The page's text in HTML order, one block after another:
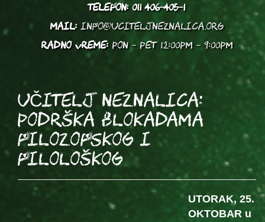
TELEFON: 011 406-405-1
MAIL: info@uciteljneznalica.org
RADNO VREME:PON - PET 12:00PM - 9:00PM
UČITELJ NEZNALICA:
PODRŠKA BLOKADAMA
FILOZOFSKOG I
FILOLOŠKOG
UTORAK, 25.
OKTOBAR u